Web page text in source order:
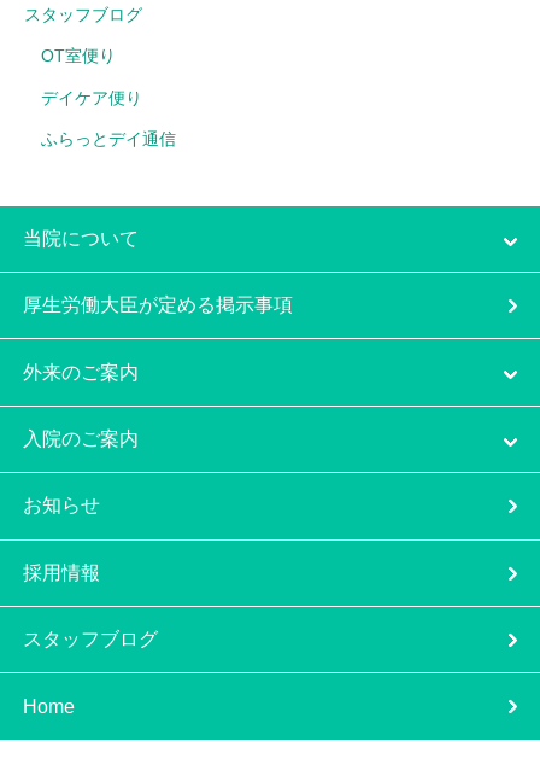
スタッフブログ
OT室便り
デイケア便り
ふらっとデイ通信
当院について
厚生労働大臣が定める掲示事項
外来のご案内
入院のご案内
お知らせ
採用情報
スタッフブログ
Home